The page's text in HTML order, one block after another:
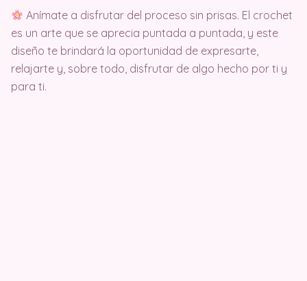
Anímate a disfrutar del proceso sin prisas. El crochet
es un arte que se aprecia puntada a puntada, y este
diseño te brindará la oportunidad de expresarte,
relajarte y, sobre todo, disfrutar de algo hecho por ti y
para ti.